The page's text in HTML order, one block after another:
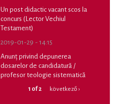
Un post didactic vacant scos la
concurs (Lector Vechiul
Testament)
2019-01-29 - 14:15
Anunț privind depunerea
dosarelor de candidatură /
profesor teologie sistematică
1 of 2 következő ›